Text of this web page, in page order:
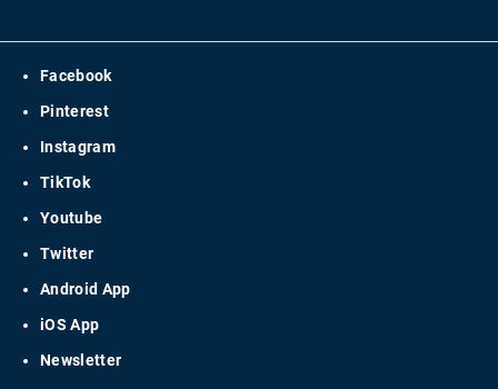
Facebook
Pinterest
Instagram
TikTok
Youtube
Twitter
Android App
iOS App
Newsletter